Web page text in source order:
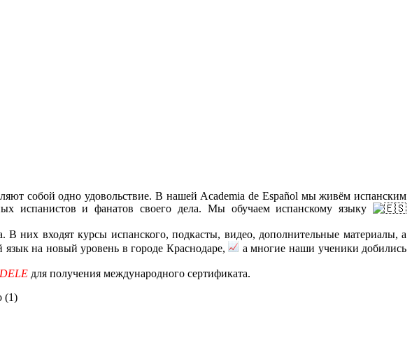
собой одно удовольствие. В нашей Academia de Español мы живём испанским
испанистов и фанатов своего дела. Мы обучаем испанскому языку
В них входят курсы испанского, подкасты, видео, дополнительные материалы, а
на новый уровень в городе Краснодаре,
а многие наши ученики добились
для получения международного сертификата.